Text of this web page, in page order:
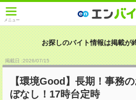
メニュー
お探しのバイト情報は掲載が
掲載日 :2026/07/15
【環境Good】長期！事務
ぼなし！17時台定時